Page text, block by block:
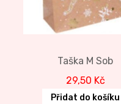
Taška M Sob
29,50 Kč
Přidat do košíku